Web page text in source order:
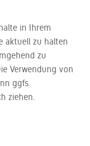
in Ihrem
aktuell zu halten
zu
Verwendung von
ggfs.
ziehen.